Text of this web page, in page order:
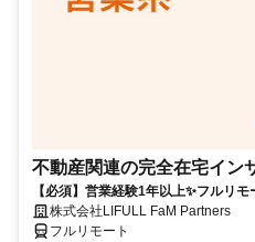
不動産関連の完全在宅イン
【必須】営業経験1年以上✨フルリ
有 株式会社LIFULL FaM Partners
フルリモート